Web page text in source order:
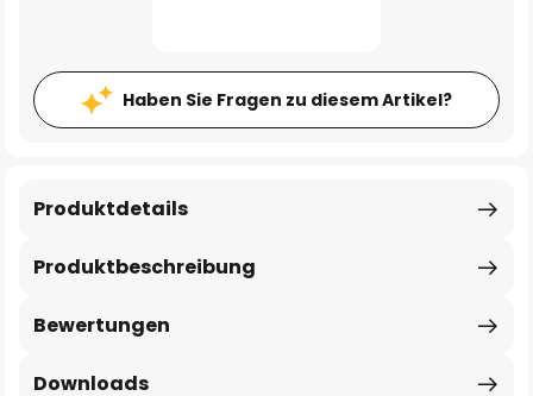
Haben Sie Fragen zu diesem Artikel?
Produktbeschreibung
Produktdetails
Bewertungen
Downloads